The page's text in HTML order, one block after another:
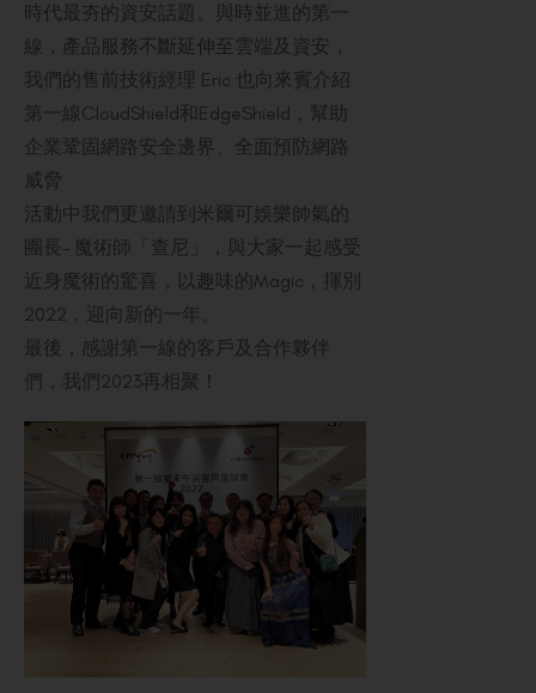
時代最夯的資安話題。與時並進的第一
線，產品服務不斷延伸至雲端及資安，
我們的售前技術經理 Eric 也向來賓介紹
第一線CloudShield和EdgeShield，幫助
企業鞏固網路安全邊界、全面預防網路
威脅
活動中我們更邀請到米爾可娛樂帥氣的
團長– 魔術師「查尼」，與大家一起感受
近身魔術的驚喜，以趣味的Magic，揮別
2022，迎向新的一年。
最後，感謝第一線的客戶及合作夥伴
們，我們2023再相聚！